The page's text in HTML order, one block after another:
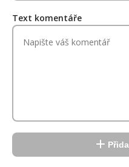
Text komentáře